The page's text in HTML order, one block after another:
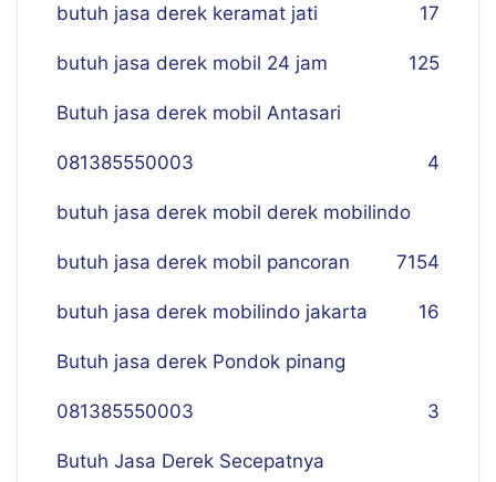
butuh jasa derek keramat jati 17
butuh jasa derek mobil 24 jam 125
Butuh jasa derek mobil Antasari
081385550003 4
butuh jasa derek mobil derek mobilindo
154
butuh jasa derek mobil pancoran 7
butuh jasa derek mobilindo jakarta 16
Butuh jasa derek Pondok pinang
081385550003 3
Butuh Jasa Derek Secepatnya